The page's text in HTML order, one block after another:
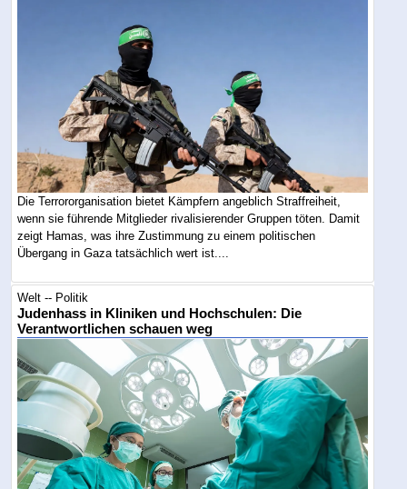
Die Terrororganisation bietet Kämpfern angeblich Straffreiheit,
wenn sie führende Mitglieder rivalisierender Gruppen töten. Damit
zeigt Hamas, was ihre Zustimmung zu einem politischen
Übergang in Gaza tatsächlich wert ist....
Welt -- Politik
Judenhass in Kliniken und Hochschulen: Die
Verantwortlichen schauen weg